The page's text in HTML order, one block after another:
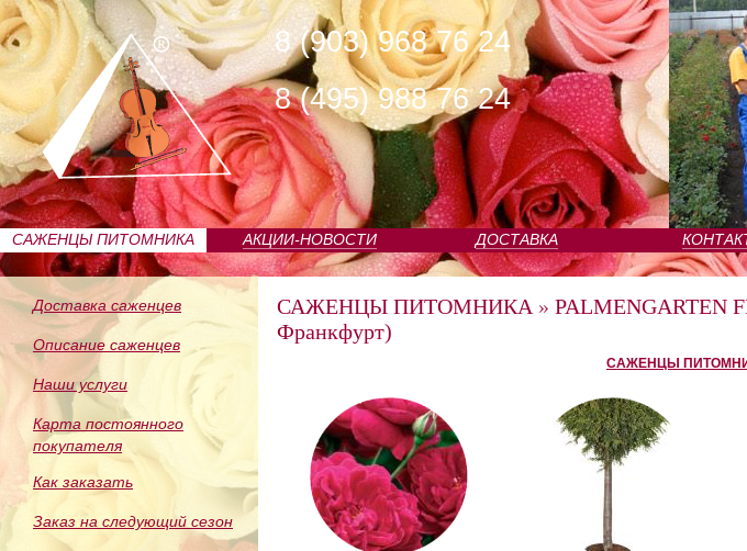
8 (903) 968 76 24
8 (495) 988 76 24
САЖЕНЦЫ ПИТОМНИКА АКЦИИ-НОВОСТИ ДОСТАВКА
Доставка саженцев
Описание саженцев
Наши услуги
Карта постоянного
покупателя
Как заказать
Заказ на следующий сезон
САЖЕНЦЫ ПИТОМНИКА » PALMENGARTEN
Франкфурт)
САЖЕНЦЫ